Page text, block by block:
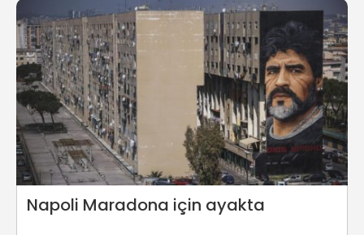
Napoli Maradona için ayakta